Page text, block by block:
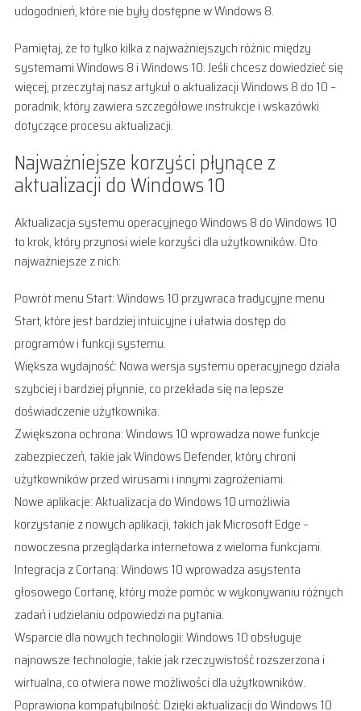
udogodnień, które nie były dostępne w Windows 8.
Pamiętaj, że to tylko kilka z najważniejszych różnic między
systemami Windows 8 i Windows 10. Jeśli chcesz dowiedzieć się
więcej, przeczytaj nasz artykuł o aktualizacji Windows 8 do 10 –
poradnik, który zawiera szczegółowe instrukcje i wskazówki
dotyczące procesu aktualizacji.
Najważniejsze korzyści płynące z
aktualizacji do Windows 10
Aktualizacja systemu operacyjnego Windows 8 do Windows 10
to krok, który przynosi wiele korzyści dla użytkowników. Oto
najważniejsze z nich:
Powrót menu Start: Windows 10 przywraca tradycyjne menu
Start, które jest bardziej intuicyjne i ułatwia dostęp do
programów i funkcji systemu.
Większa wydajność: Nowa wersja systemu operacyjnego działa
szybciej i bardziej płynnie, co przekłada się na lepsze
doświadczenie użytkownika.
Zwiększona ochrona: Windows 10 wprowadza nowe funkcje
zabezpieczeń, takie jak Windows Defender, który chroni
użytkowników przed wirusami i innymi zagrożeniami.
Nowe aplikacje: Aktualizacja do Windows 10 umożliwia
korzystanie z nowych aplikacji, takich jak Microsoft Edge –
nowoczesna przeglądarka internetowa z wieloma funkcjami.
Integracja z Cortaną: Windows 10 wprowadza asystenta
głosowego Cortanę, który może pomóc w wykonywaniu różnych
zadań i udzielaniu odpowiedzi na pytania.
Wsparcie dla nowych technologii: Windows 10 obsługuje
najnowsze technologie, takie jak rzeczywistość rozszerzona i
wirtualna, co otwiera nowe możliwości dla użytkowników.
Poprawiona kompatybilność: Dzięki aktualizacji do Windows 10